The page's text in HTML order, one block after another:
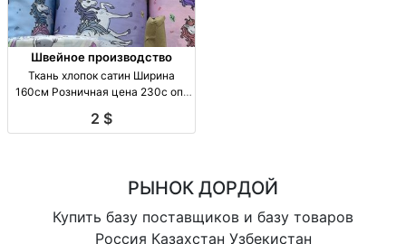
Швейное производство
Ткань хлопок сатин Ширина
160см Розничная цена 230с опт
2 $
РЫНОК ДОРДОЙ
Купить базу поставщиков и базу товаров
Россия Казахстан Узбекистан